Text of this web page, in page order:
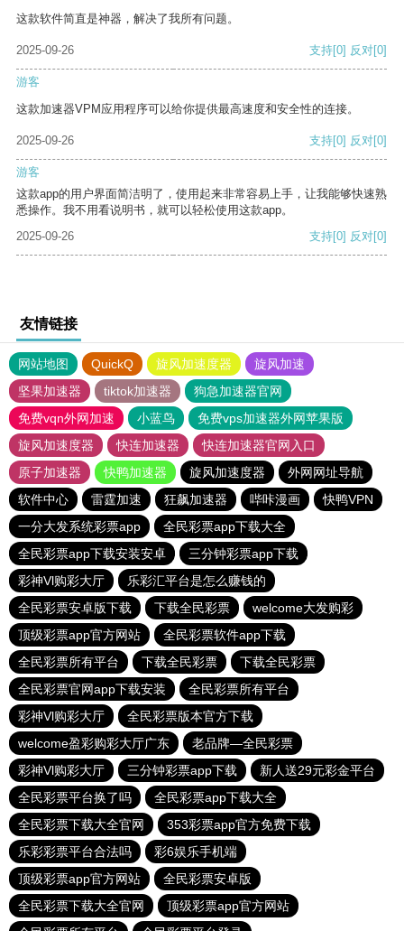
这款软件简直是神器，解决了我所有问题。
2025-09-26 支持[0] 反对[0]
游客
这款加速器VPM应用程序可以给你提供最高速度和安全性的连接。
2025-09-26 支持[0] 反对[0]
游客
这款app的用户界面简洁明了，使用起来非常容易上手，让我能够快速熟
悉操作。我不用看说明书，就可以轻松使用这款app。
2025-09-26
支持[0] 反对[0]
友情链接
网站地图 QuickQ 旋风加速度器
旋风加速
坚果加速器
tiktok加速器
狗急加速器官网
免费vqn外网加速
小蓝鸟
免费vps加速器外网苹果版
旋风加速度器
快连加速器
快连加速器官网入口
原子加速器
快鸭加速器 旋风加速度器
外网网址导航
软件中心
雷霆加速 狂飙加速器 哔咔漫画
快鸭VPN
一分大发系统彩票app
全民彩票app下载大全
全民彩票app下载安装安卓
三分钟彩票app下载
彩神Vl购彩大厅
乐彩汇平台是怎么赚钱的
全民彩票安卓版下载
下载全民彩票
welcome大发购彩
顶级彩票app官方网站
全民彩票软件app下载
全民彩票所有平台
下载全民彩票
下载全民彩票
全民彩票官网app下载安装
全民彩票所有平台
彩神Vl购彩大厅
全民彩票版本官方下载
welcome盈彩购彩大厅广东
老品牌—全民彩票
彩神Vl购彩大厅
三分钟彩票app下载
新人送29元彩金平台
全民彩票平台换了吗
全民彩票app下载大全
全民彩票下载大全官网
353彩票app官方免费下载
乐彩彩票平台合法吗
彩6娱乐手机端
顶级彩票app官方网站
全民彩票安卓版
全民彩票下载大全官网
顶级彩票app官方网站